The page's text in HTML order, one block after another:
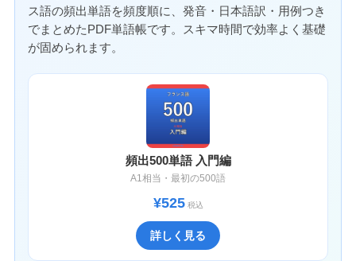
ス語の頻出単語を頻度順に、発音・日本語訳・用例つき
でまとめたPDF単語帳です。スキマ時間で効率よく基礎
が固められます。
頻出500単語 入門編
A1相当・最初の500語
¥525税込
詳しく見る